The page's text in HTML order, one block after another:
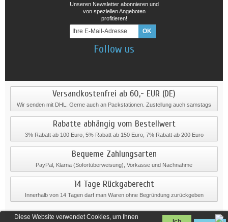
Diese Website verwendet Cookies, um Ihnen
Unseren Newsletter abonnieren und
von speziellen Angeboten
profitieren!
Follow us
Versandkostenfrei ab 60,- EUR (DE)
Wir senden mit DHL. Gerne auch an Packstationen. Zustellung auch samstags
Rabatte abhängig vom Bestellwert
3% Rabatt ab 100 Euro, 5% Rabatt ab 150 Euro, 7% Rabatt ab 200 Euro
Bequeme Zahlungsarten
PayPal, Klarna (Sofortüberweisung), Vorkasse und Nachnahme
14 Tage Rückgaberecht
Innerhalb von 14 Tagen darf man Waren ohne Begründung zurückgeben